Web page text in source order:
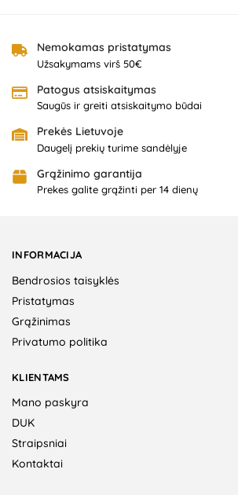
Nemokamas pristatymas
Užsakymams virš 50€
Patogus atsiskaitymas
Saugūs ir greiti atsiskaitymo būdai
Prekės Lietuvoje
Daugelį prekių turime sandėlyje
Grąžinimo garantija
Prekes galite grąžinti per 14 dienų
INFORMACIJA
Bendrosios taisyklės
Pristatymas
Grąžinimas
Privatumo politika
KLIENTAMS
Mano paskyra
DUK
Straipsniai
Kontaktai